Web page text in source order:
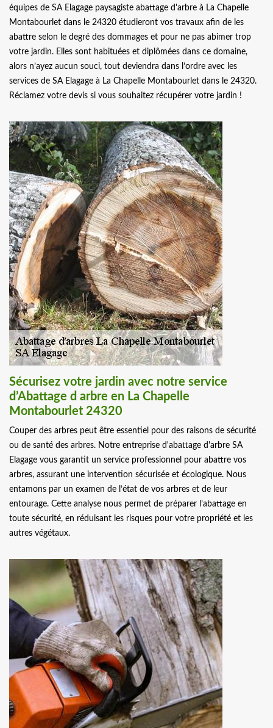
équipes de SA Elagage paysagiste abattage d'arbre à La Chapelle
Montabourlet dans le 24320 étudieront vos travaux afin de les
abattre selon le degré des dommages et pour ne pas abimer trop
votre jardin. Elles sont habituées et diplômées dans ce domaine,
alors n’ayez aucun souci, tout deviendra dans l’ordre avec les
services de SA Elagage à La Chapelle Montabourlet dans le 24320.
Réclamez votre devis si vous souhaitez récupérer votre jardin !
Sécurisez votre jardin avec notre service
d’Abattage d arbre en La Chapelle
Montabourlet 24320
Couper des arbres peut être essentiel pour des raisons de sécurité
ou de santé des arbres. Notre entreprise d'abattage d'arbre SA
Elagage vous garantit un service professionnel pour abattre vos
arbres, assurant une intervention sécurisée et écologique. Nous
entamons par un examen de l’état de vos arbres et de leur
entourage. Cette analyse nous permet de préparer l’abattage en
toute sécurité, en réduisant les risques pour votre propriété et les
autres végétaux.